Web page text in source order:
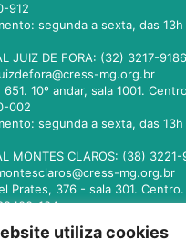
utiliza cookies
912
segunda a sexta, das 13h
JUIZ DE FORA: (32) 3217-9186 |
mg.org.br
651. 10º andar, sala 1001.
002
segunda a sexta, das 13h
MONTES CLAROS: (38) 3221-
mg.org.br
Prates, 376 - sala 301.
104